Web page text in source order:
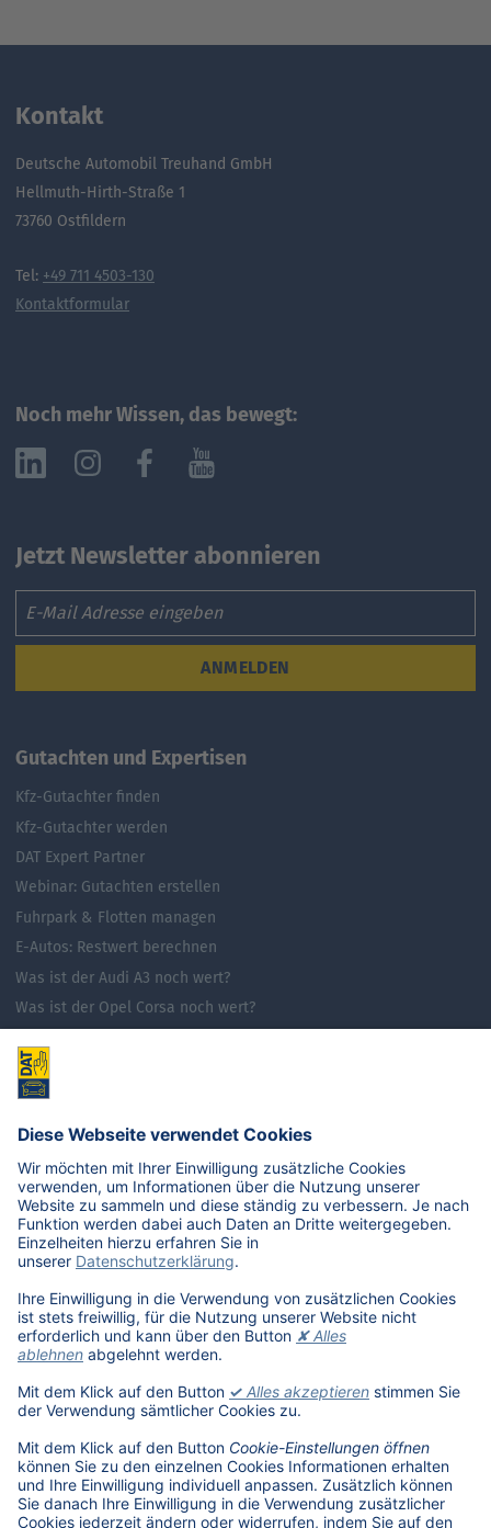
Kontakt
Deutsche Automobil Treuhand GmbH
Hellmuth-Hirth-Straße 1
73760 Ostfildern
Tel: +49 711 4503-130
Kontaktformular
Noch mehr Wissen, das bewegt:
Jetzt Newsletter abonnieren
Email
ANMELDEN
Gutachten und Expertisen
Kfz-Gutachter finden
Kfz-Gutachter werden
DAT Expert Partner
Webinar: Gutachten erstellen
Fuhrpark & Flotten managen
E-Autos: Restwert berechnen
Was ist der Audi A3 noch wert?
Was ist der Opel Corsa noch wert?
Was ist der VW Golf noch wert?
E-Mobilität in Deutschland
Karriere
Übersicht
Stellenangebote
Benefits
DAT als Arbeitgeber
Schüler, Absolventen, Studenten
#getDATjob
DAT International
Wir über uns
DAT Historie
Nachhaltigkeit